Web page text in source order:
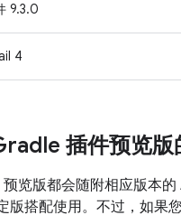
9.3.0
4
插件预览版
览版都会随附相应版本
版搭配使用。不过，如果